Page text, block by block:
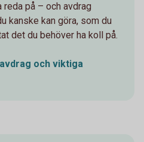
reda på – och avdrag
kanske kan göra, som du
det du behöver ha koll på.
och viktiga